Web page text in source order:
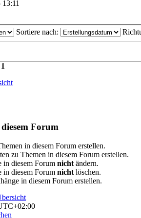
Sortiere nach:
1
Forum
in diesem Forum erstellen.
zu Themen in diesem Forum erstellen.
in diesem Forum nicht ändern.
in diesem Forum nicht löschen.
in diesem Forum erstellen.